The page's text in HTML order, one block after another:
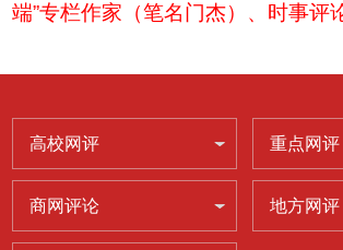
端”专栏作家（笔名门杰）、时事评
高校网评 重点网评
商网评论 地方网评